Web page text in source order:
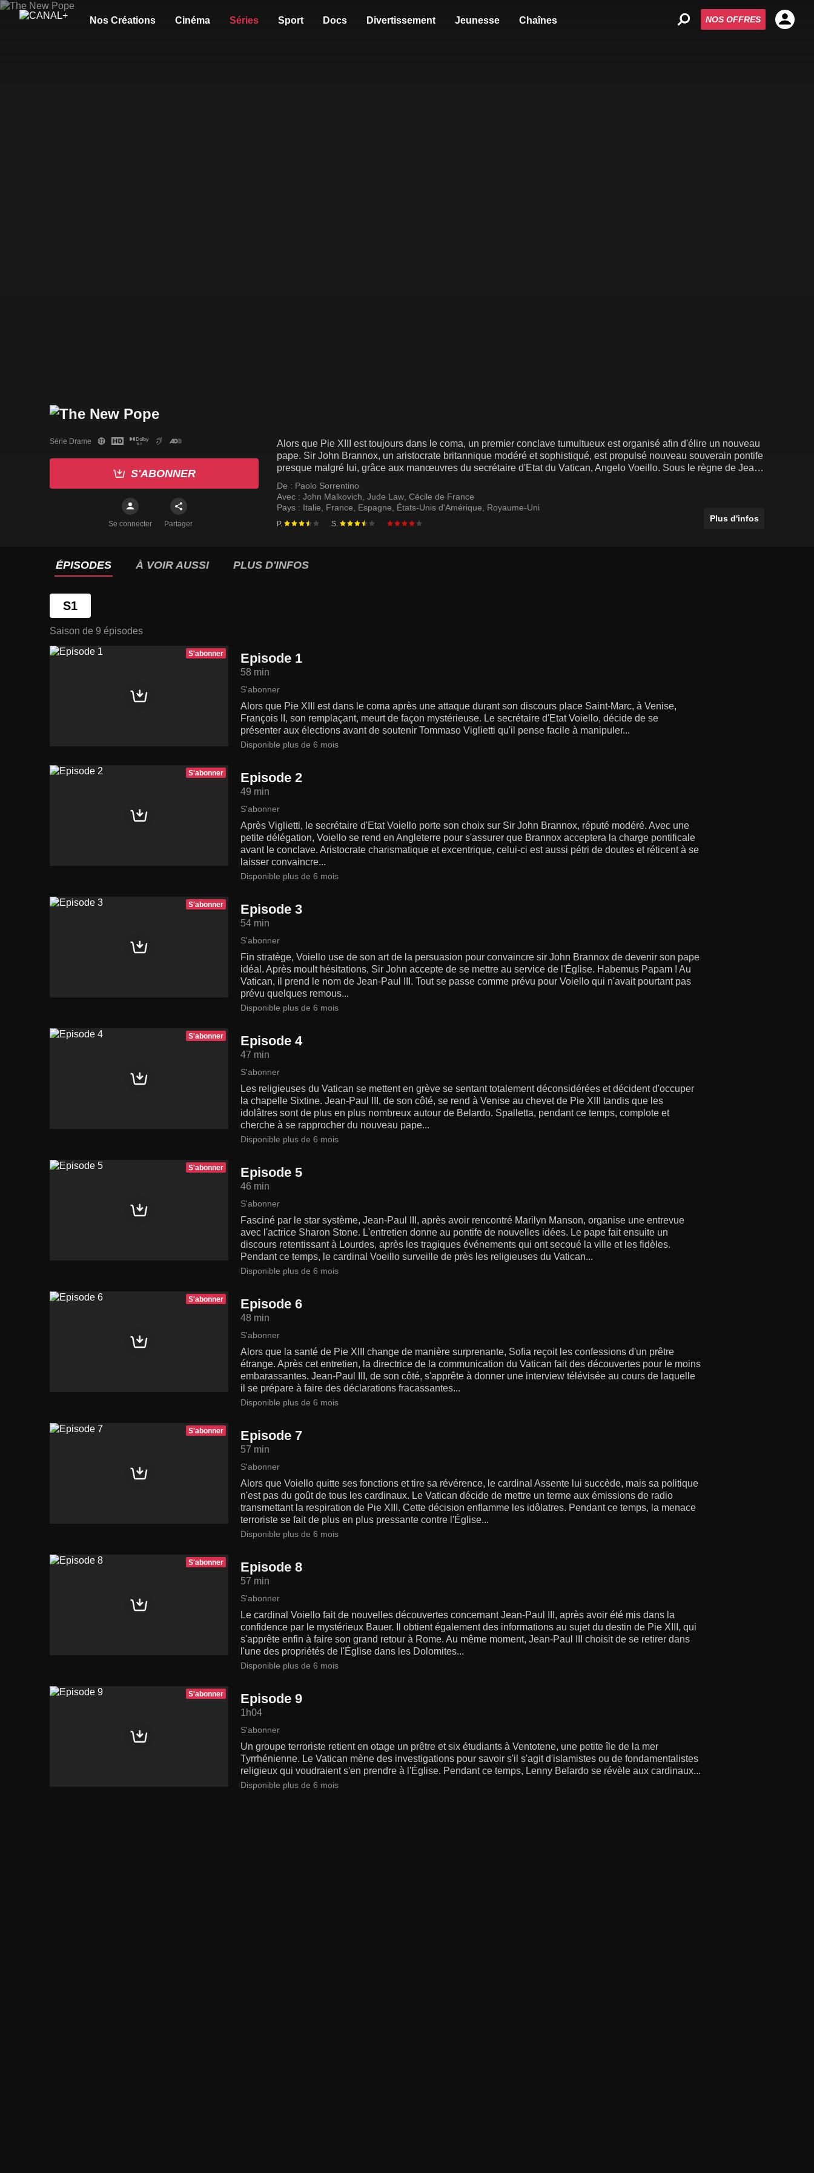
Nos Créations Cinéma Séries Sport Docs Divertissement Jeunesse Chaînes NOS OFFRES
Série Drame
S'ABONNER
Se connecter Partager
Alors que Pie XIII est toujours dans le coma, un premier conclave tumultueux est organisé afin d'élire un nouveau
pape. Sir John Brannox, un aristocrate britannique modéré et sophistiqué, est propulsé nouveau souverain pontife
presque malgré lui, grâce aux manœuvres du secrétaire d'Etat du Vatican, Angelo Voeillo. Sous le règne de Jean-
De : Paolo Sorrentino
Avec : John Malkovich Jude Law Cécile de France
Pays : Italie France Espagne États-Unis d'Amérique Royaume-Uni
P. S.
Plus d'infos
ÉPISODES À VOIR AUSSI PLUS D'INFOS
S1
Saison de 9 épisodes
S'abonner Episode 1
58 min
S'abonner
Alors que Pie XIII est dans le coma après une attaque durant son discours place Saint-Marc, à Venise,
François II, son remplaçant, meurt de façon mystérieuse. Le secrétaire d'Etat Voiello, décide de se
présenter aux élections avant de soutenir Tommaso Viglietti qu'il pense facile à manipuler...
Disponible plus de 6 mois
S'abonner Episode 2
49 min
S'abonner
Après Viglietti, le secrétaire d'Etat Voiello porte son choix sur Sir John Brannox, réputé modéré. Avec une
petite délégation, Voiello se rend en Angleterre pour s'assurer que Brannox acceptera la charge pontificale
avant le conclave. Aristocrate charismatique et excentrique, celui-ci est aussi pétri de doutes et réticent à se
laisser convaincre...
Disponible plus de 6 mois
S'abonner Episode 3
54 min
S'abonner
Fin stratège, Voiello use de son art de la persuasion pour convaincre sir John Brannox de devenir son pape
idéal. Après moult hésitations, Sir John accepte de se mettre au service de l'Église. Habemus Papam ! Au
Vatican, il prend le nom de Jean-Paul III. Tout se passe comme prévu pour Voiello qui n'avait pourtant pas
prévu quelques remous...
Disponible plus de 6 mois
S'abonner Episode 4
47 min
S'abonner
Les religieuses du Vatican se mettent en grève se sentant totalement déconsidérées et décident d'occuper
la chapelle Sixtine. Jean-Paul III, de son côté, se rend à Venise au chevet de Pie XIII tandis que les
idolâtres sont de plus en plus nombreux autour de Belardo. Spalletta, pendant ce temps, complote et
cherche à se rapprocher du nouveau pape...
Disponible plus de 6 mois
S'abonner Episode 5
46 min
S'abonner
Fasciné par le star système, Jean-Paul III, après avoir rencontré Marilyn Manson, organise une entrevue
avec l'actrice Sharon Stone. L'entretien donne au pontife de nouvelles idées. Le pape fait ensuite un
discours retentissant à Lourdes, après les tragiques événements qui ont secoué la ville et les fidèles.
Pendant ce temps, le cardinal Voeillo surveille de près les religieuses du Vatican...
Disponible plus de 6 mois
S'abonner Episode 6
48 min
S'abonner
Alors que la santé de Pie XIII change de manière surprenante, Sofia reçoit les confessions d'un prêtre
étrange. Après cet entretien, la directrice de la communication du Vatican fait des découvertes pour le moins
embarassantes. Jean-Paul III, de son côté, s'apprête à donner une interview télévisée au cours de laquelle
il se prépare à faire des déclarations fracassantes...
Disponible plus de 6 mois
S'abonner Episode 7
57 min
S'abonner
Alors que Voiello quitte ses fonctions et tire sa révérence, le cardinal Assente lui succède, mais sa politique
n'est pas du goût de tous les cardinaux. Le Vatican décide de mettre un terme aux émissions de radio
transmettant la respiration de Pie XIII. Cette décision enflamme les idôlatres. Pendant ce temps, la menace
terroriste se fait de plus en plus pressante contre l'Église...
Disponible plus de 6 mois
S'abonner Episode 8
57 min
S'abonner
Le cardinal Voiello fait de nouvelles découvertes concernant Jean-Paul III, après avoir été mis dans la
confidence par le mystérieux Bauer. Il obtient également des informations au sujet du destin de Pie XIII, qui
s'apprête enfin à faire son grand retour à Rome. Au même moment, Jean-Paul III choisit de se retirer dans
l'une des propriétés de l'Église dans les Dolomites...
Disponible plus de 6 mois
S'abonner Episode 9
1h04
S'abonner
Un groupe terroriste retient en otage un prêtre et six étudiants à Ventotene, une petite île de la mer
Tyrrhénienne. Le Vatican mène des investigations pour savoir s'il s'agit d'islamistes ou de fondamentalistes
religieux qui voudraient s'en prendre à l'Église. Pendant ce temps, Lenny Belardo se révèle aux cardinaux...
Disponible plus de 6 mois